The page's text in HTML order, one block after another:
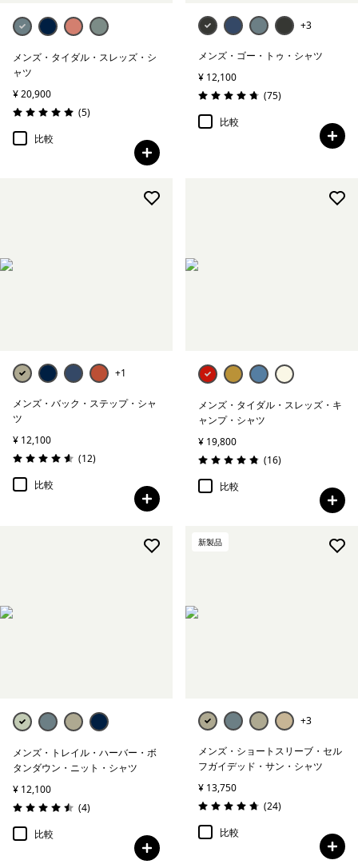
絞り込み
特長
絞り込み
素材
絞り込み
フィット
メンズ・タイダル・スレッズ・シ
ャツ
¥ 20,900
評価: 5.0 / 5
(5レビュー
)
比較
+3
メンズ・ゴー・トゥ・シャツ
¥ 12,100
評価: 4.8 / 5
(75レビュー
)
比較
+1
メンズ・バック・ステップ・シャ
ツ
¥ 12,100
評価: 4.6 / 5
(12レビュー
)
比較
メンズ・タイダル・スレッズ・キ
ャンプ・シャツ
¥ 19,800
評価: 4.9 / 5
(16レビュー
)
比較
メンズ・トレイル・ハーバー・ボ
タンダウン・ニット・シャツ
¥ 12,100
評価: 4.5 / 5
(4レビュー
)
比較
新製品
+3
メンズ・ショートスリーブ・セル
フガイデッド・サン・シャツ
¥ 13,750
評価: 4.8 / 5
(24レビュー
)
比較